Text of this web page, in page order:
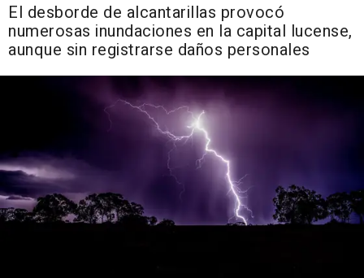
El desborde de alcantarillas provocó
numerosas inundaciones en la capital lucense,
aunque sin registrarse daños personales